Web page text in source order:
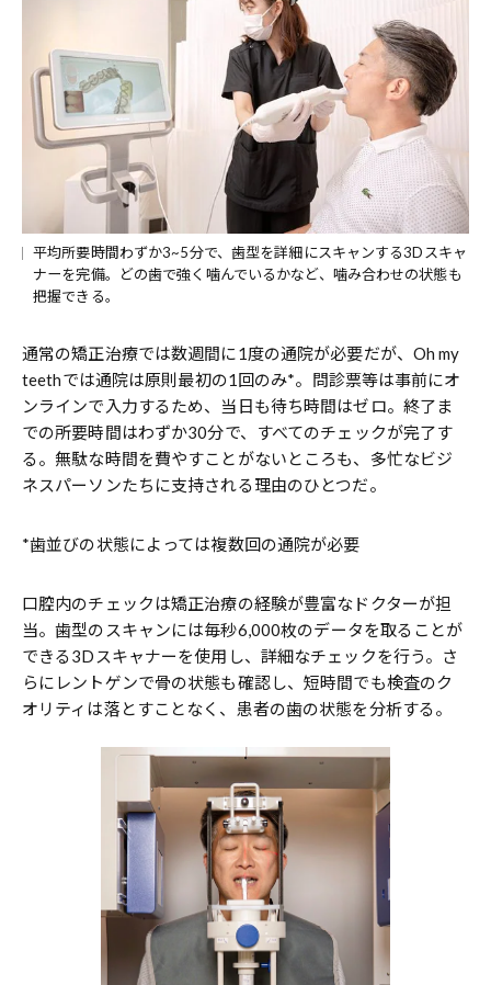
平均所要時間わずか3~5分で、歯型を詳細にスキャンする3Dスキャ
ナーを完備。どの歯で強く噛んでいるかなど、噛み合わせの状態も
把握できる。
通常の矯正治療では数週間に1度の通院が必要だが、Oh my
teethでは通院は原則最初の1回のみ*。問診票等は事前にオ
ンラインで入力するため、当日も待ち時間はゼロ。終了ま
での所要時間はわずか30分で、すべてのチェックが完了す
る。無駄な時間を費やすことがないところも、多忙なビジ
ネスパーソンたちに支持される理由のひとつだ。
*歯並びの状態によっては複数回の通院が必要
口腔内のチェックは矯正治療の経験が豊富なドクターが担
当。歯型のスキャンには毎秒6,000枚のデータを取ることが
できる3Dスキャナーを使用し、詳細なチェックを行う。さ
らにレントゲンで骨の状態も確認し、短時間でも検査のク
オリティは落とすことなく、患者の歯の状態を分析する。